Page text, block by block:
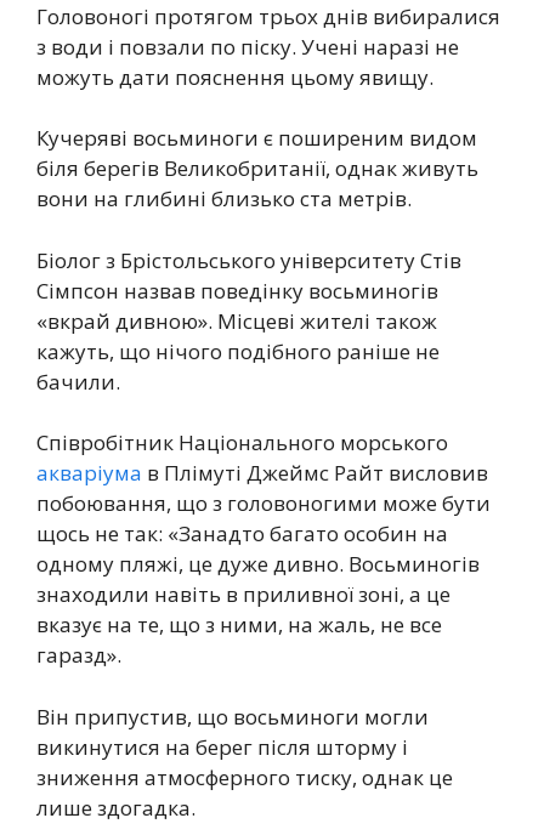
Головоногі протягом трьох днів вибиралися
з води і повзали по піску. Учені наразі не
можуть дати пояснення цьому явищу.
Кучеряві восьминоги є поширеним видом
біля берегів Великобританії, однак живуть
вони на глибині близько ста метрів.
Біолог з Брістольського університету Стів
Сімпсон назвав поведінку восьминогів
«вкрай дивною». Місцеві жителі також
кажуть, що нічого подібного раніше не
бачили.
Співробітник Національного морського
акваріума в Плімуті Джеймс Райт висловив
побоювання, що з головоногими може бути
щось не так: «Занадто багато особин на
одному пляжі, це дуже дивно. Восьминогів
знаходили навіть в приливної зоні, а це
вказує на те, що з ними, на жаль, не все
гаразд».
Він припустив, що восьминоги могли
викинутися на берег після шторму і
зниження атмосферного тиску, однак це
лише здогадка.